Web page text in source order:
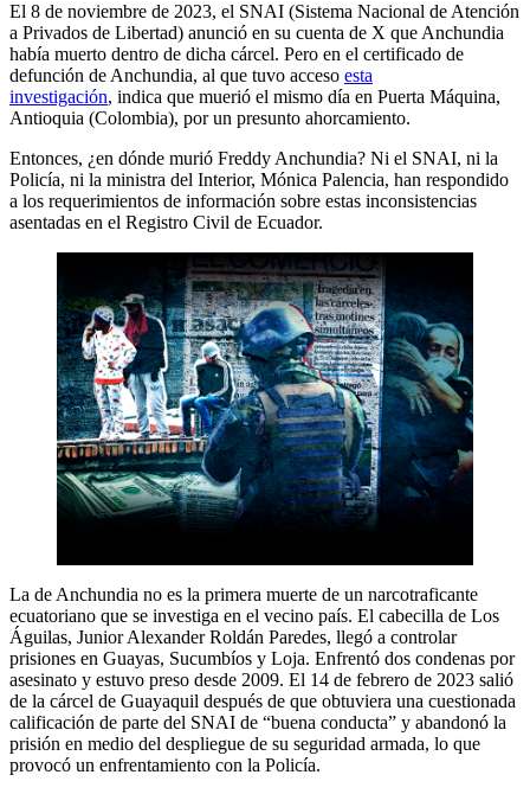
El 8 de noviembre de 2023, el SNAI (Sistema Nacional de Atención
a Privados de Libertad) anunció en su cuenta de X que Anchundia
había muerto dentro de dicha cárcel. Pero en el certificado de
defunción de Anchundia, al que tuvo acceso esta
investigación, indica que muerió el mismo día en Puerta Máquina,
Antioquia (Colombia), por un presunto ahorcamiento.
Entonces, ¿en dónde murió Freddy Anchundia? Ni el SNAI, ni la
Policía, ni la ministra del Interior, Mónica Palencia, han respondido
a los requerimientos de información sobre estas inconsistencias
asentadas en el Registro Civil de Ecuador.
La de Anchundia no es la primera muerte de un narcotraficante
ecuatoriano que se investiga en el vecino país. El cabecilla de Los
Águilas, Junior Alexander Roldán Paredes, llegó a controlar
prisiones en Guayas, Sucumbíos y Loja. Enfrentó dos condenas por
asesinato y estuvo preso desde 2009. El 14 de febrero de 2023 salió
de la cárcel de Guayaquil después de que obtuviera una cuestionada
calificación de parte del SNAI de “buena conducta” y abandonó la
prisión en medio del despliegue de su seguridad armada, lo que
provocó un enfrentamiento con la Policía.